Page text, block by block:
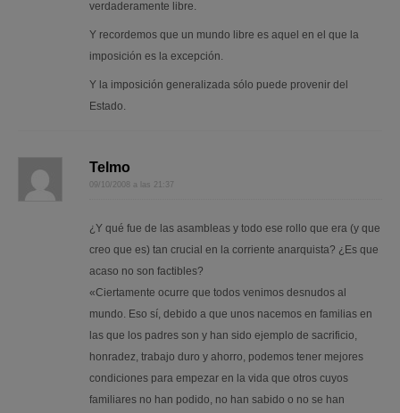
verdaderamente libre.
Y recordemos que un mundo libre es aquel en el que la
imposición es la excepción.
Y la imposición generalizada sólo puede provenir del
Estado.
Telmo
09/10/2008 a las 21:37
¿Y qué fue de las asambleas y todo ese rollo que era (y que
creo que es) tan crucial en la corriente anarquista? ¿Es que
acaso no son factibles?
«Ciertamente ocurre que todos venimos desnudos al
mundo. Eso sí, debido a que unos nacemos en familias en
las que los padres son y han sido ejemplo de sacrificio,
honradez, trabajo duro y ahorro, podemos tener mejores
condiciones para empezar en la vida que otros cuyos
familiares no han podido, no han sabido o no se han